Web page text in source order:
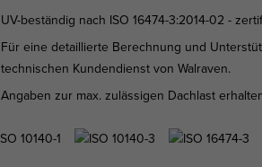
UV-beständig nach ISO 16474-3:2014-02 -
Für eine detaillierte Berechnung und
technischen Kundendienst von Walraven.
Angaben zur max. zulässigen Dachlast